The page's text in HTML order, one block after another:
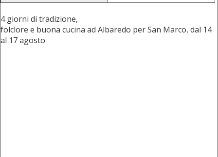
4 giorni di tradizione,
folclore e buona cucina ad Albaredo per San Marco, dal 14
al 17 agosto